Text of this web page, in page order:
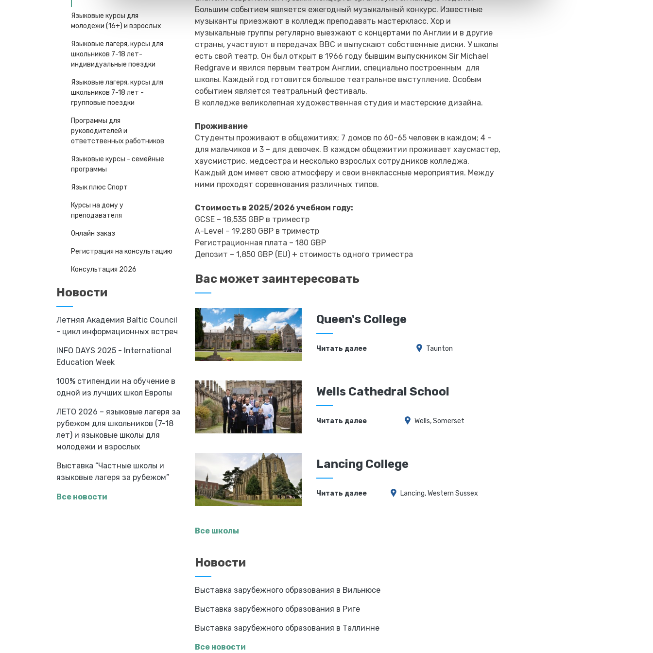
Языковые курсы для
молодежи (16+) и взрослых
Языковые лагеря, курсы для
школьников 7-18 лет-
индивидуальные поездки
Языковые лагеря, курсы для
школьников 7-18 лет -
групповые поездки
Программы для
руководителей и
ответственных работников
Языковые курсы - семейные
программы
Язык плюс Спорт
Курсы на дому у
преподавателя
Онлайн заказ
Регистрация на консультацию
Консультация 2026
Новости
Летняя Академия Baltic Council
- цикл информационных встреч
INFO DAYS 2025 - International
Education Week
100% стипендии на обучение в
одной из лучших школ Европы
ЛЕТО 2026 – языковые лагеря за
рубежом для школьников (7-18
лет) и языковые школы для
молодежи и взрослых
Выставка “Частные школы и
языковые лагеря за рубежом”
Все новости
Большим событием является ежегодный музыкальный конкурс. Известные
музыканты приезжают в колледж преподавать мастеркласс. Хор и
музыкальные группы регулярно выезжают с концертами по Англии и в другие
страны, участвуют в передачах BBC и выпускают собственные диски. У школы
есть свой театр. Он был открыт в 1966 году бывшим выпускником Sir Michael
Redgrave и явился первым театром Англии, специально построенным для
школы. Каждый год готовится большое театральное выступление. Особым
событием является театральный фестиваль.
В колледже великолепная художественная студия и мастерские дизайна.
Проживание
Студенты проживают в общежитиях; 7 домов по 60-65 человек в каждом; 4 –
для мальчиков и 3 – для девочек. В каждом общежитии проживает хаусмастер,
хаусмистрис, медсестра и несколько взрослых сотрудников колледжа.
Каждый дом имеет свою атмосферу и свои внеклассные мероприятия. Между
ними проходят соревнования различных типов.
Стоимость в 2025/2026 учебном году:
GCSE – 18,535 GBP в триместр
A-Level – 19,280 GBP в триместр
Регистрационная плата – 180 GBP
Депозит – 1,850 GBP (EU) + стоимость одного триместра
Вас может заинтересовать
Queen's College
Читать далее Taunton
Wells Cathedral School
Читать далее Wells, Somerset
Lancing College
Читать далее Lancing, Western Sussex
Все школы
Новости
Выставка зарубежного образования в Вильнюсе
Выставка зарубежного образования в Риге
Выставка зарубежного образования в Таллинне
Все новости